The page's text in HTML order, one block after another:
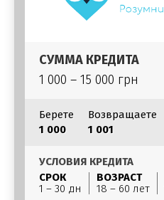
СУММА КРЕДИТА
1 000 – 15 000 грн
Берете
1 000
Возвращаете
1 001
УСЛОВИЯ КРЕДИТА
СРОК
1 – 30 дн
ВОЗРАСТ
18 – 60 лет